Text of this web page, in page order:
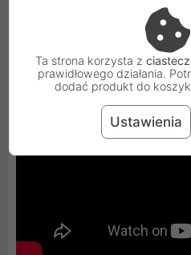
Ta strona korzysta z
prawidłowego działania.
dodać produkt do
Ustawienia